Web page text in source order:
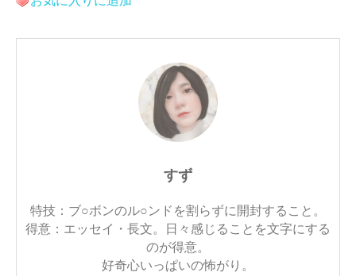
すず
特技：ブ○ボンのル○ンドを割らずに開封すること。
得意：エッセイ・長文。日々感じることを文字にする
のが得意。
好奇心いっぱいの怖がり。